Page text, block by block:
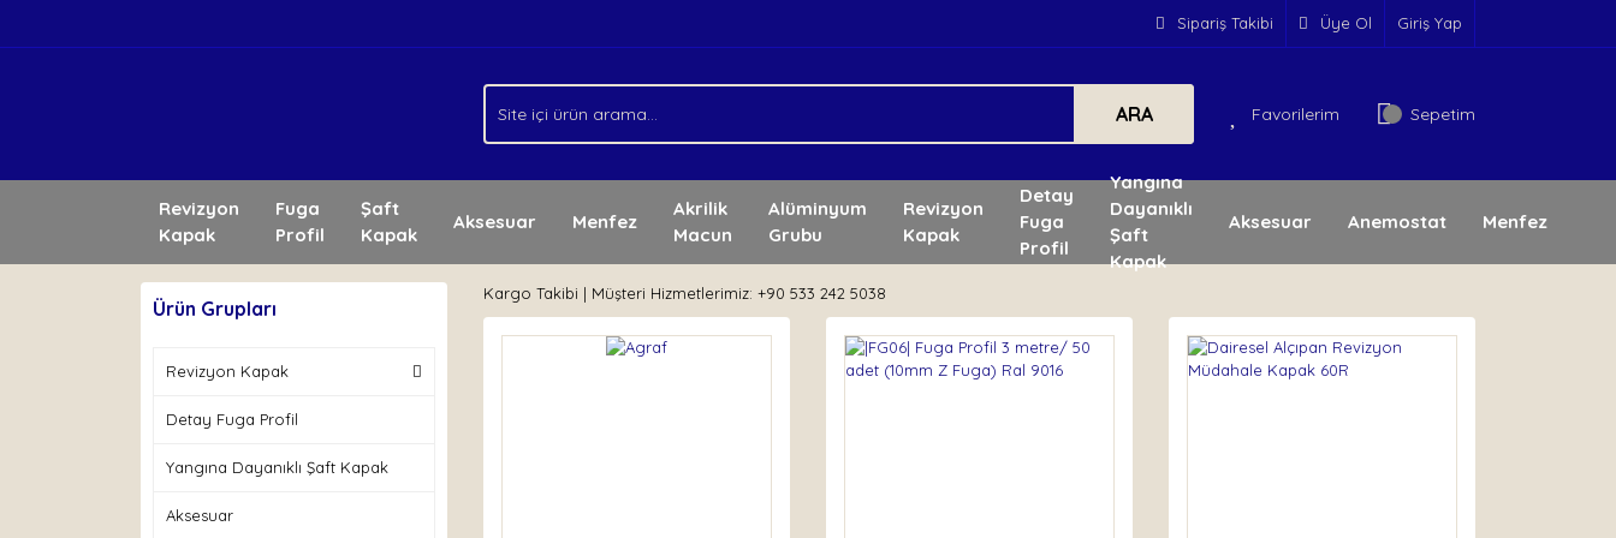
Sipariş Takibi Üye Ol Giriş Yap
ARA Favorilerim Sepetim
Revizyon
Kapak
Fuga
Profil
Şaft
Kapak
Aksesuar Menfez
Akrilik
Macun
Alüminyum
Grubu
Revizyon
Kapak
Detay
Fuga
Profil
Yangına
Dayanıklı
Şaft
Kapak
Aksesuar Anemostat Menfez
Ürün Grupları
Revizyon Kapak
Detay Fuga Profil
Yangına Dayanıklı Şaft Kapak
Aksesuar
Kargo Takibi | Müşteri Hizmetlerimiz: +90 533 242 5038